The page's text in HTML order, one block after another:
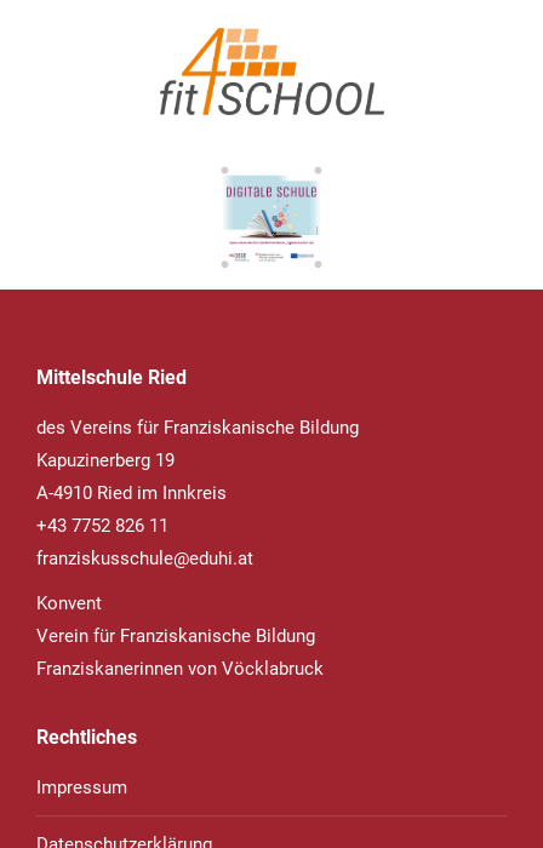
Mittelschule Ried
des Vereins für Franziskanische Bildung
Kapuzinerberg 19
A-4910 Ried im Innkreis
+43 7752 826 11
franziskusschule@eduhi.at
Konvent
Verein für Franziskanische Bildung
Franziskanerinnen von Vöcklabruck
Rechtliches
Impressum